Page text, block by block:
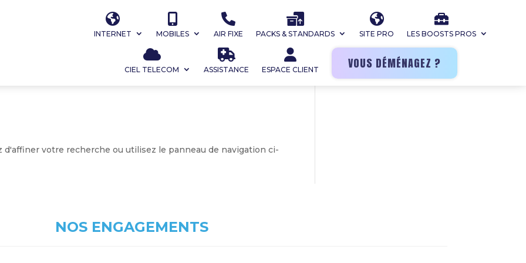
INTERNET MOBILES AIR FIXE PACKS & STANDARDS SITE PRO LES BOOSTS PROS
CIEL TELECOM ASSISTANCE ESPACE CLIENT VOUS DÉMÉNAGEZ ?
d'affiner votre recherche ou utilisez le panneau de navigation ci-
NOS ENGAGEMENTS